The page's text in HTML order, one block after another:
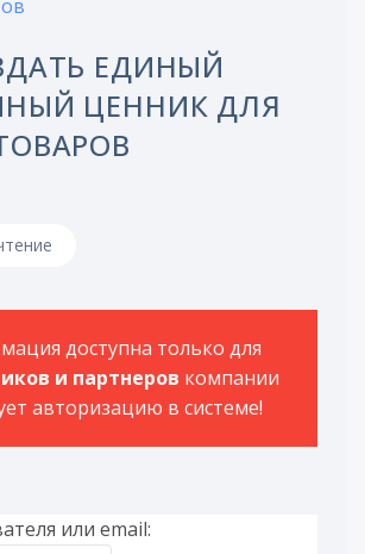
ЕДИНЫЙ
ЦЕННИК ДЛЯ
доступна только для
и партнеров компании
авторизацию в системе!
или email: